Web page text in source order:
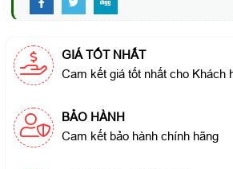
GIÁ TỐT NHẤT
Cam kết giá tốt nhất cho Khách
BẢO HÀNH
Cam kết bảo hành chính hãng